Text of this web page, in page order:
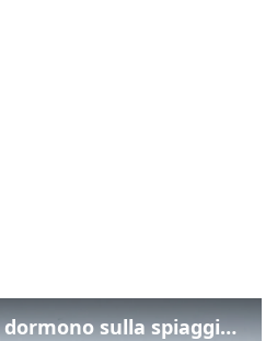
I migranti a Ceuta dormono sulla spiaggia: "Vogliamo entrare in Europa"